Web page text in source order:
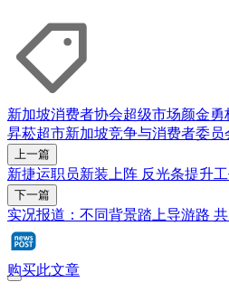
新加坡消费者协会超级市场颜金勇
昇菘超市新加坡竞争与消费者委员
上一篇
新捷运职员新装上阵 反光条提升
下一篇
实况报道：不同背景踏上导游路
购买此文章